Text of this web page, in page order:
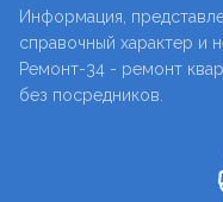
Информация,
справочный характер и
Ремонт-34 - ремонт
без посредников.